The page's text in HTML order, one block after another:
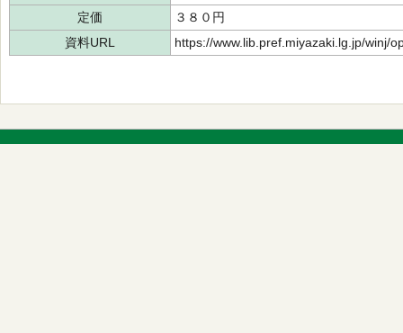
定価
３８０円
資料URL
https://www.lib.pref.miyazaki.lg.jp/winj/